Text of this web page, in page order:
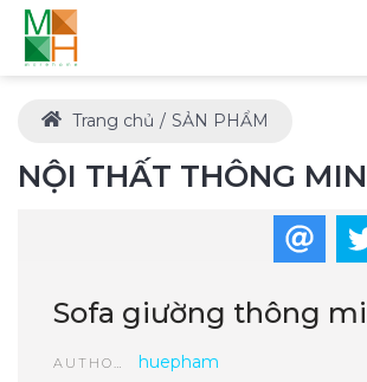
Trang chủ SẢN PHẨM
NỘI THẤT THÔNG
Sofa giường thông
AUTHOR huepham